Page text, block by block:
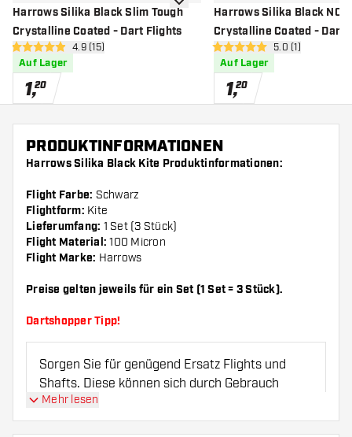
Harrows Silika Black Slim Tough
Crystalline Coated - Dart Flights
Bewertungsbereich öffnen
4.9 Bewertungssterne
4.9 (15)
Auf Lager
1,20
Zur Wunschliste hinzufügen
Harrows Silika Black NO2
Crystalline Coated - Dart
5 Bewertungssterne
5.0 (1)
Auf Lager
1,20
PRODUKTINFORMATIONEN
Harrows Silika Black Kite Produktinformationen:
Flight Farbe: Schwarz
Flightform: Kite
Lieferumfang: 1 Set (3 Stück)
Flight Material: 100 Micron
Flight Marke: Harrows
Preise gelten jeweils für ein Set (1 Set = 3 Stück).
Dartshopper Tipp!
Sorgen Sie für genügend Ersatz Flights und
Shafts. Diese können sich durch Gebrauch
abnutzen oder brechen.
Mehr lesen